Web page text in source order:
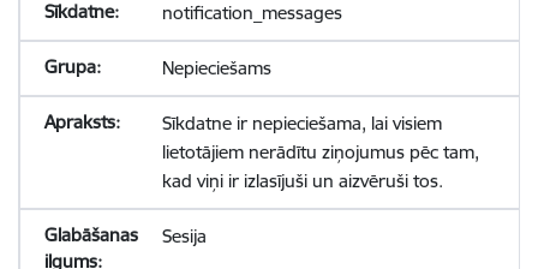
notification_messages
Nepieciešams
Sīkdatne ir nepieciešama, lai visiem
lietotājiem nerādītu ziņojumus pēc tam,
kad viņi ir izlasījuši un aizvēruši tos.
Sesija